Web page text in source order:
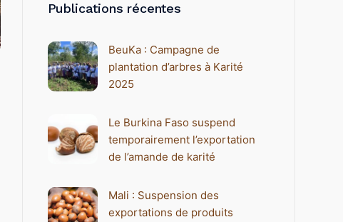
Publications récentes
BeuKa : Campagne de
plantation d’arbres à Karité
2025
Le Burkina Faso suspend
temporairement l’exportation
de l’amande de karité
Mali : Suspension des
exportations de produits